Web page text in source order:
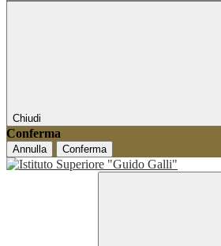
Chiudi
Conferma
Annulla Conferma